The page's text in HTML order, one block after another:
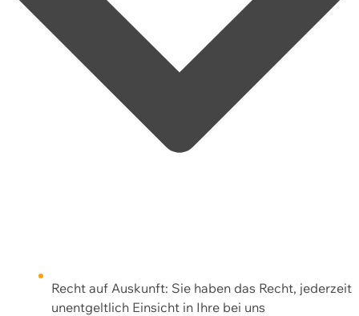
Recht auf Auskunft: Sie haben das Recht, jederzeit
unentgeltlich Einsicht in Ihre bei uns